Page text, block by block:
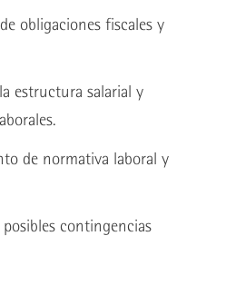
obligaciones fiscales y
estructura salarial y
de normativa laboral y
contingencias